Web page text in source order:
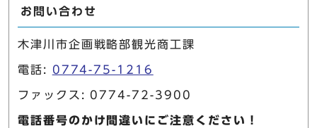
お問い合わせ
木津川市企画戦略部観光商工課
電話: 0774-75-1216
ファックス: 0774-72-3900
電話番号のかけ間違いにご注意ください！